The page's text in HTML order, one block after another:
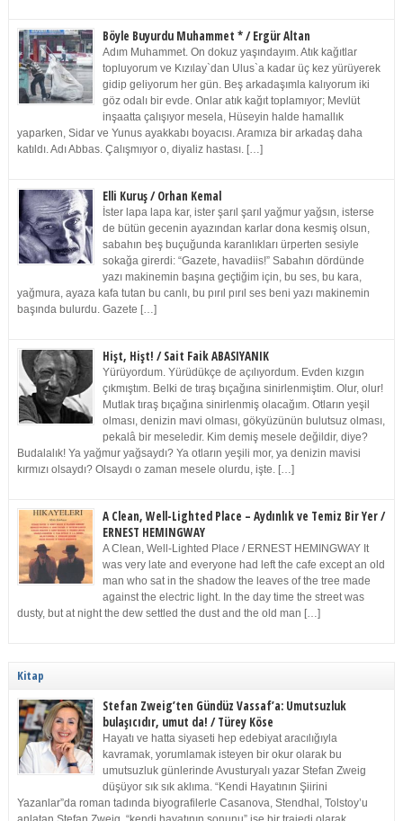
Böyle Buyurdu Muhammet * / Ergür Altan
Adım Muhammet. On dokuz yaşındayım. Atık kağıtlar
topluyorum ve Kızılay`dan Ulus`a kadar üç kez yürüyerek
gidip geliyorum her gün. Beş arkadaşımla kalıyorum iki
göz odalı bir evde. Onlar atık kağıt toplamıyor; Mevlüt
inşaatta çalışıyor mesela, Hüseyin halde hamallık
yaparken, Sidar ve Yunus ayakkabı boyacısı. Aramıza bir arkadaş daha
katıldı. Adı Abbas. Çalışmıyor o, diyaliz hastası. […]
Elli Kuruş / Orhan Kemal
İster lapa lapa kar, ister şarıl şarıl yağmur yağsın, isterse
de bütün gecenin ayazından karlar dona kesmiş olsun,
sabahın beş buçuğunda karanlıkları ürperten sesiyle
sokağa girerdi: “Gazete, havadiis!” Sabahın dördünde
yazı makinemin başına geçtiğim için, bu ses, bu kara,
yağmura, ayaza kafa tutan bu canlı, bu pırıl pırıl ses beni yazı makinemin
başında bulurdu. Gazete […]
Hişt, Hişt! / Sait Faik ABASIYANIK
Yürüyordum. Yürüdükçe de açılıyordum. Evden kızgın
çıkmıştım. Belki de tıraş bıçağına sinirlenmiştim. Olur, olur!
Mutlak tıraş bıçağına sinirlenmiş olacağım. Otların yeşil
olması, denizin mavi olması, gökyüzünün bulutsuz olması,
pekalâ bir meseledir. Kim demiş mesele değildir, diye?
Budalalık! Ya yağmur yağsaydı? Ya otların yeşili mor, ya denizin mavisi
kırmızı olsaydı? Olsaydı o zaman mesele olurdu, işte. […]
A Clean, Well-Lighted Place – Aydınlık ve Temiz Bir Yer /
ERNEST HEMINGWAY
A Clean, Well-Lighted Place / ERNEST HEMINGWAY It
was very late and everyone had left the cafe except an old
man who sat in the shadow the leaves of the tree made
against the electric light. In the day time the street was
dusty, but at night the dew settled the dust and the old man […]
Kitap
Stefan Zweig’ten Gündüz Vassaf’a: Umutsuzluk
bulaşıcıdır, umut da! / Türey Köse
Hayatı ve hatta siyaseti hep edebiyat aracılığıyla
kavramak, yorumlamak isteyen bir okur olarak bu
umutsuzluk günlerinde Avusturyalı yazar Stefan Zweig
düşüyor sık sık aklıma. “Kendi Hayatının Şiirini
Yazanlar”da roman tadında biyografilerle Casanova, Stendhal, Tolstoy’u